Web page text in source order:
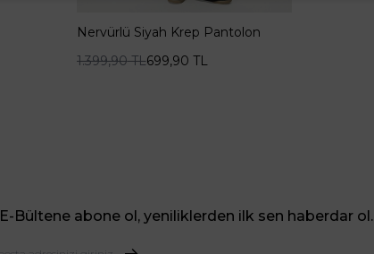
Nervürlü Siyah Krep Pantolon
1.399,90TL699,90 TL
E-Bültene abone ol, yeniliklerden ilk sen haberdar ol.